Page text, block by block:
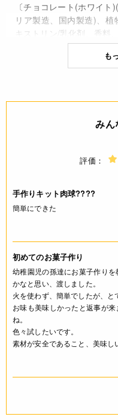
〔チョコレート(ホワイ
リア製造、国内製造)、
キストリン/乳化剤、香料
〔チョコレート(キャラ
糖(オーストラリア製造、
豆を含む)
造)、植物油脂、ココアパ
〔ペンチョコ(ピンク)(
造)、植物油脂、脱脂粉乳
〔モルトパフ〕小麦粉(国
塩/膨脹剤、(一部に小麦を
高温多湿、直射日光を避
アレルギー
乳成分、小麦(特定原材料
コンタミネーション
* 本品製造工場では特定
も
みん
評価：
手作りキット肉球????
簡単にできた
初めてのお菓子作り
幼稚園児の孫達にお菓子作り
かなと思い、渡しました。
火を使わず、簡単でしたが、と
お味も美味しかったと返事が
ね。
色々試したいです。
素材が安全であること、美味し